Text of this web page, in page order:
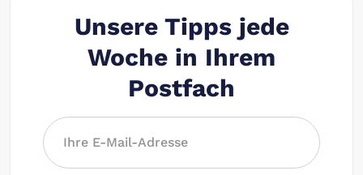
Unsere Tipps jede
Woche in Ihrem
Postfach